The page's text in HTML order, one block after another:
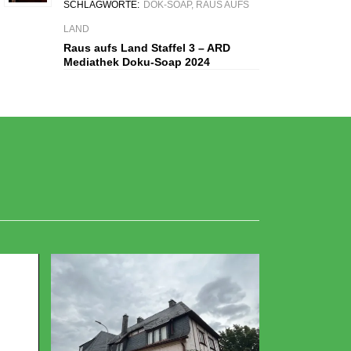
SCHLAGWORTE: DOK-SOAP, RAUS AUFS
LAND
Raus aufs Land Staffel 3 – ARD
Mediathek Doku-Soap 2024